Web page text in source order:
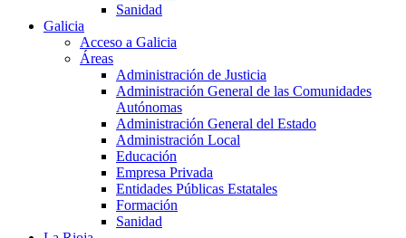
Sanidad
Galicia
Acceso a Galicia
Áreas
Administración de Justicia
Administración General de las Comunidades
Autónomas
Administración General del Estado
Administración Local
Educación
Empresa Privada
Entidades Públicas Estatales
Formación
Sanidad